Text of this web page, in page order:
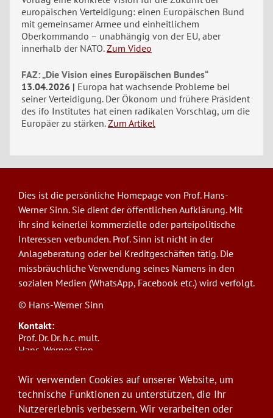
europäischen Verteidigung: einen Europäischen Bund
mit gemeinsamer Armee und einheitlichem
Oberkommando – unabhängig von der EU, aber
innerhalb der NATO. Zum Video
FAZ: „Die Vision eines Europäischen Bundes“
13.04.2026
Europa hat wachsende Probleme bei
seiner Verteidigung. Der Ökonom und frühere Präsident
des ifo Institutes hat einen radikalen Vorschlag, um die
Europäer zu stärken. Zum Artikel
Dies ist die persönliche Homepage von Prof. Hans-
Werner Sinn. Sie dient der öffentlichen Aufklärung. Mit
ihr sind keinerlei kommerzielle oder parteipolitische
Interessen verbunden. Prof. Sinn ist nicht in der
Anlageberatung oder bei Kreditgeschäften tätig. Die
missbräuchliche Verwendung seines Namens in den
sozialen Medien (WhatsApp, Facebook etc.) wird verfolgt.
© Hans-Werner Sinn
Kontakt:
Prof. Dr. Dr. h.c. mult.
Hans-Werner Sinn,
ifo Institut
Poschingerstr. 5, 81679 München
Telefon: +49(0)89/9224-1276
E-Mail:sinn@ifo.de
Wir verwenden Cookies auf unserer Website, um
technische Funktionen zu unterstützen, die Ihr
Nutzererlebnis verbessern. Wir verarbeiten oder